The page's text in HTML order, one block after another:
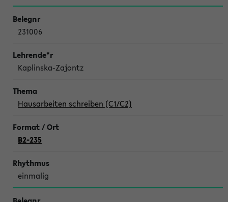
231006
Kaplinska-Zajontz
Hausarbeiten schreiben (C1/C2)
B2-235
einmalig